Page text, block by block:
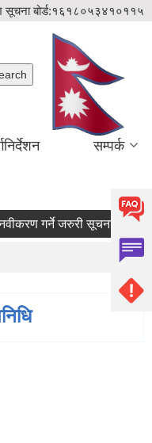
सूचना बोर्ड:१६१८०५३४१०११५
सम्पर्क
गर्ने जरुरी सूचना